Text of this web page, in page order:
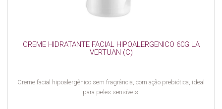
CREME HIDRATANTE FACIAL HIPOALERGENICO 60G LA
VERTUAN (C)
Creme facial hipoalergênico sem fragrância, com ação prebiótica, ideal
para peles sensíveis.